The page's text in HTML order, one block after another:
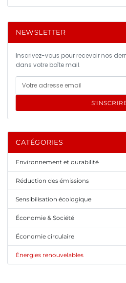
NEWSLETTER
Inscrivez-vous pour recevoir nos
dans votre boîte mail.
CATÉGORIES
Environnement et durabilité
Réduction des émissions
Sensibilisation écologique
Économie & Société
Économie circulaire
Énergies renouvelables